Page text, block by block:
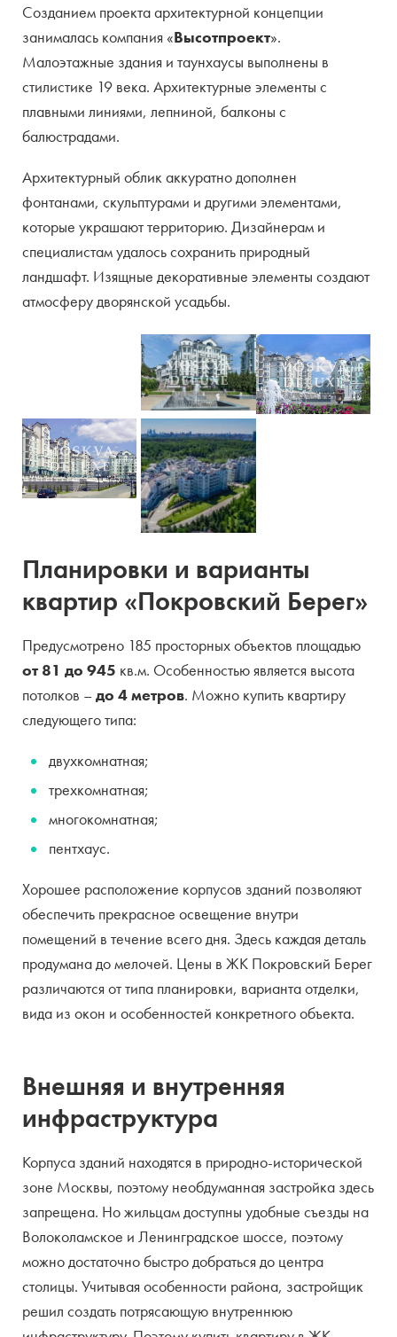
Созданием проекта архитектурной концепции
занималась компания «Высотпроект».
Малоэтажные здания и таунхаусы выполнены в
стилистике 19 века. Архитектурные элементы с
плавными линиями, лепниной, балконы с
балюстрадами.
Архитектурный облик аккуратно дополнен
фонтанами, скульптурами и другими элементами,
которые украшают территорию. Дизайнерам и
специалистам удалось сохранить природный
ландшафт. Изящные декоративные элементы создают
атмосферу дворянской усадьбы.
Планировки и варианты
квартир «Покровский Берег»
Предусмотрено 185 просторных объектов площадью
от 81 до 945 кв.м. Особенностью является высота
потолков –до 4 метров. Можно купить квартиру
следующего типа:
двухкомнатная;
трехкомнатная;
многокомнатная;
пентхаус.
Хорошее расположение корпусов зданий позволяют
обеспечить прекрасное освещение внутри
помещений в течение всего дня. Здесь каждая деталь
продумана до мелочей. Цены в ЖК Покровский Берег
различаются от типа планировки, варианта отделки,
вида из окон и особенностей конкретного объекта.
Внешняя и внутренняя
инфраструктура
Корпуса зданий находятся в природно-исторической
зоне Москвы, поэтому необдуманная застройка здесь
запрещена. Но жильцам доступны удобные съезды на
Волоколамское и Ленинградское шоссе, поэтому
можно достаточно быстро добраться до центра
столицы. Учитывая особенности района, застройщик
решил создать потрясающую внутреннюю